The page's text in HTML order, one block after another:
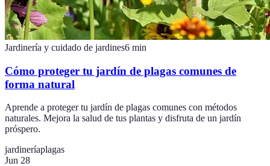
Jardinería y cuidado de jardines6 min
Cómo proteger tu jardín de plagas comunes de
forma natural
Aprende a proteger tu jardín de plagas comunes con métodos
naturales. Mejora la salud de tus plantas y disfruta de un jardín
próspero.
jardineríaplagas
Jun 28